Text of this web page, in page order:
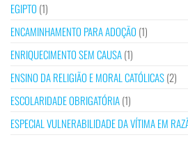
EGIPTO (1)
ENCAMINHAMENTO PARA ADOÇÃO (1)
ENRIQUECIMENTO SEM CAUSA(1)
ENSINO DA RELIGIÃO E MORAL CATÓLICAS(2)
ESCOLARIDADE OBRIGATÓRIA(1)
ESPECIAL VULNERABILIDADE DA VÍTIMA EM